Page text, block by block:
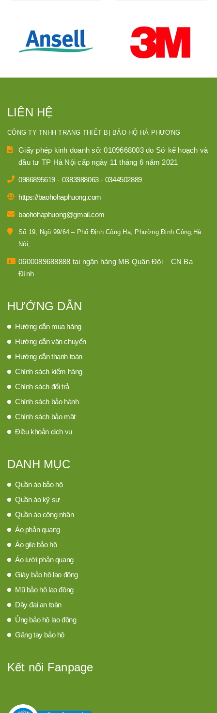
LIÊN HỆ
CÔNG TY TNHH TRANG THIẾT BỊ BẢO HỘ HÀ PHƯƠNG
Giấy phép kinh doanh số: 0109668003 do Sở kế hoạch và
đầu tư TP Hà Nội cấp ngày 11 tháng 6 năm 2021
0986895619 - 0383988063- 0344502889
https://baohohaphuong.com
baohohaphuong@gmail.com
Số 19, Ngõ 99/64 – Phố Định Công Hạ, Phường Định Công,Hà
Nội,
0600089688888 tại ngân hàng MB Quân Đội – CN Ba
Đình
HƯỚNG DẪN
Hướng dẫn mua hàng
Hướng dẫn vận chuyển
Hướng dẫn thanh toán
Chính sách kiểm hàng
Chính sách đổi trả
Chính sách bảo hành
Chính sách bảo mật
Điều khoản dịch vụ
DANH MỤC
Quần áo bảo hộ
Quần áo kỹ sư
Quần áo công nhân
Áo phản quang
Áo gile bảo hộ
Áo lưới phản quang
Giày bảo hộ lao động
Mũ bảo hộ lao động
Dây đai an toàn
Ủng bảo hộ lao động
Găng tay bảo hộ
Kết nối Fanpage